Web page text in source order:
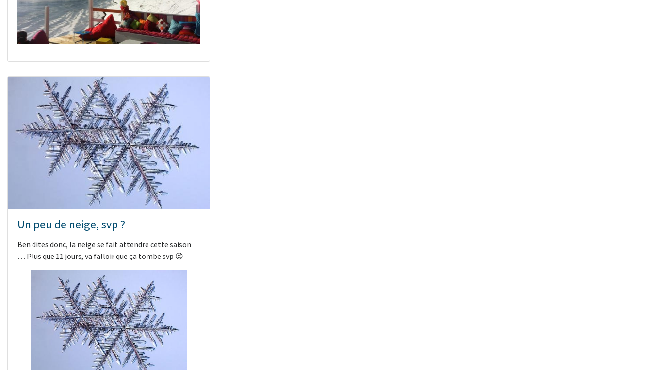
Un peu de neige, svp ?
Ben dites donc, la neige se fait attendre cette saison
… Plus que 11 jours, va falloir que ça tombe svp 😉